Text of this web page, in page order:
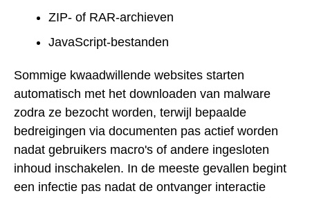
ZIP- of RAR-archieven
JavaScript-bestanden
Sommige kwaadwillende websites starten
automatisch met het downloaden van malware
zodra ze bezocht worden, terwijl bepaalde
bedreigingen via documenten pas actief worden
nadat gebruikers macro's of andere ingesloten
inhoud inschakelen. In de meeste gevallen begint
een infectie pas nadat de ontvanger interactie